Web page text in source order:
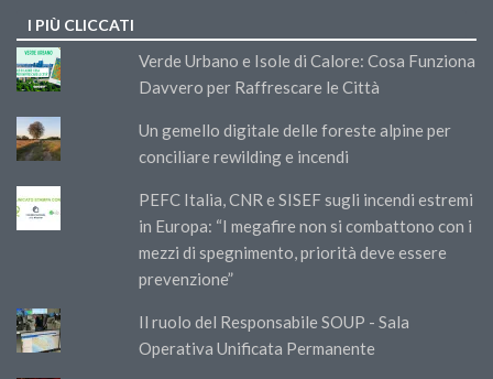
I PIÙ CLICCATI
Verde Urbano e Isole di Calore: Cosa Funziona
Davvero per Raffrescare le Città
Un gemello digitale delle foreste alpine per
conciliare rewilding e incendi
PEFC Italia, CNR e SISEF sugli incendi estremi
in Europa: “I megafire non si combattono con i
mezzi di spegnimento, priorità deve essere
prevenzione”
Il ruolo del Responsabile SOUP - Sala
Operativa Unificata Permanente